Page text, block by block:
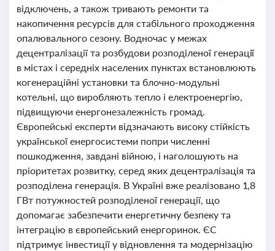
відключень, а також тривають ремонти та
накопичення ресурсів для стабільного проходження
опалювального сезону. Водночас у межах
децентралізації та розбудови розподіленої генерації
в містах і середніх населених пунктах встановлюють
когенераційні установки та блочно-модульні
котельні, що виробляють тепло і електроенергію,
підвищуючи енергонезалежність громад.
Європейські експерти відзначають високу стійкість
української енергосистеми попри численні
пошкодження, завдані війною, і наголошують на
пріоритетах розвитку, серед яких децентралізація та
розподілена генерація. В Україні вже реалізовано 1,8
ГВт потужностей розподіленої генерації, що
допомагає забезпечити енергетичну безпеку та
інтеграцію в європейський енергоринок. ЄС
підтримує інвестиції у відновлення та модернізацію